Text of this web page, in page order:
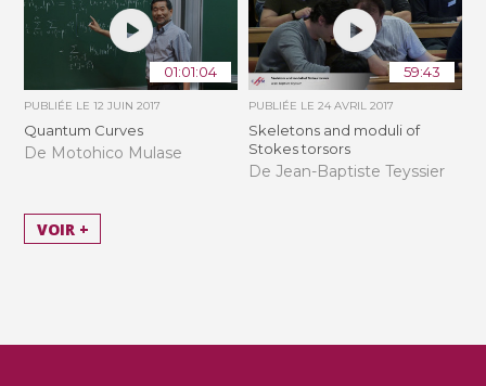
01:01:04
PUBLIÉE LE12 JUIN 2017
Quantum Curves
De Motohico Mulase
59:43
PUBLIÉE LE 24 AVRIL 2017
Skeletons and moduli of
Stokes torsors
De Jean-Baptiste Teyssier
VOIR +